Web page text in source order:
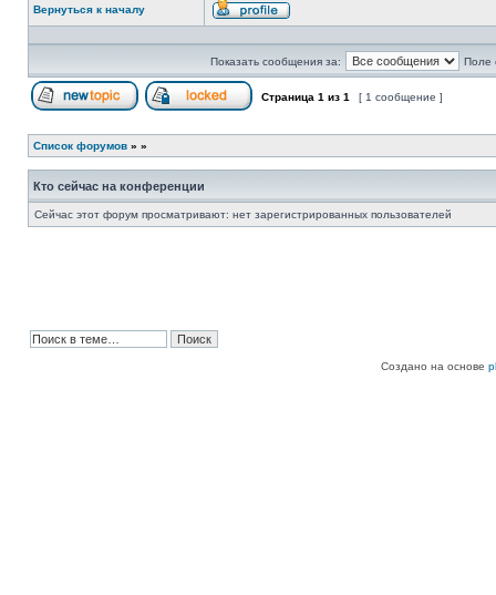
Вернуться к началу
Профиль
Показать сообщения за: Поле
Страница 1 из 1 [ 1 сообщение ]
Список форумов » »
Кто сейчас на конференции
Сейчас этот форум просматривают: нет зарегистрированных пользователей
Создано на основе